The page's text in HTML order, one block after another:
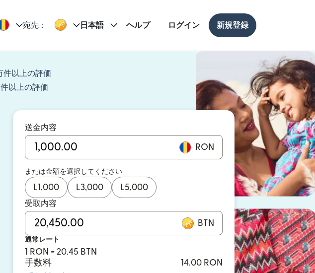
宛先： 日本語 ヘルプ ログイン 新規登録
件以上の評価
（別ウィンドウで開きます）
以上の評価
（別ウィンドウで開きます）
送金内容
RON
または金額を選択してください
L1,000 L3,000 L5,000
受取内容
BTN
通常レート
1 RON = 20.45 BTN
手数料
14.00 RON